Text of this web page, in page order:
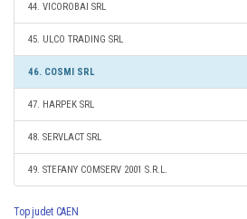
44. VICOROBAI SRL
45. ULCO TRADING SRL
46. COSMI SRL
47. HARPEK SRL
48. SERVLACT SRL
49. STEFANY COMSERV 2001 S.R.L.
Top judet CAEN